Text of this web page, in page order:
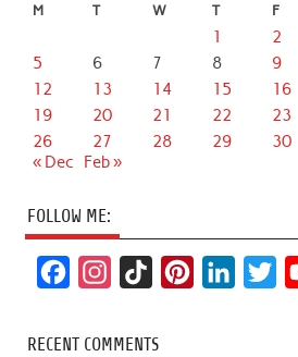
M T W T F
1 2
5
6 7 8 9
12
13 14 15 16
19
20 21 22 23
26
27 28 29 30
« Dec
Feb »
FOLLOW ME:
c
s
k
RECENT COMMENTS